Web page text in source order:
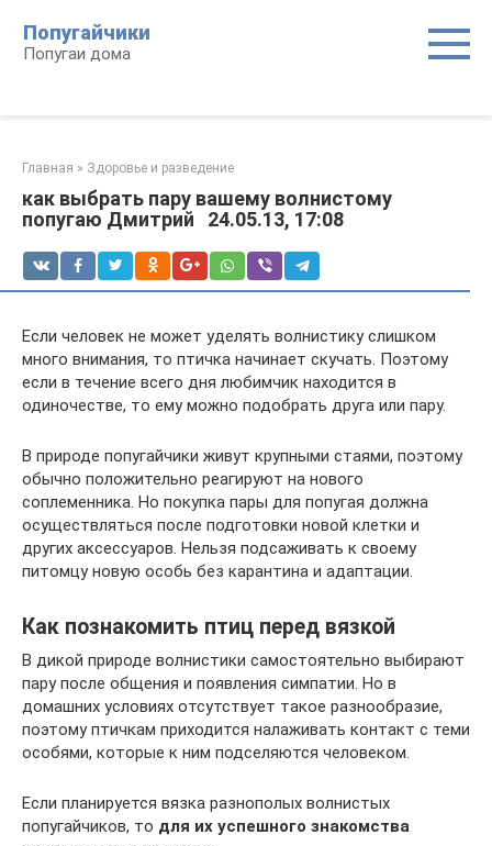
контенту
Попугайчики
Попугаи дома
Главная » Здоровье и разведение
как выбрать пару вашему волнистому
попугаю Дмитрий 24.05.13, 17:08
Если человек не может уделять волнистику слишком
много внимания, то птичка начинает скучать. Поэтому
если в течение всего дня любимчик находится в
одиночестве, то ему можно подобрать друга или пару.
В природе попугайчики живут крупными стаями, поэтому
обычно положительно реагируют на нового
соплеменника. Но покупка пары для попугая должна
осуществляться после подготовки новой клетки и
других аксессуаров. Нельзя подсаживать к своему
питомцу новую особь без карантина и адаптации.
Как познакомить птиц перед вязкой
В дикой природе волнистики самостоятельно выбирают
пару после общения и появления симпатии. Но в
домашних условиях отсутствует такое разнообразие,
поэтому птичкам приходится налаживать контакт с теми
особями, которые к ним подселяются человеком.
Если планируется вязка разнополых волнистых
попугайчиков, то для их успешного знакомства